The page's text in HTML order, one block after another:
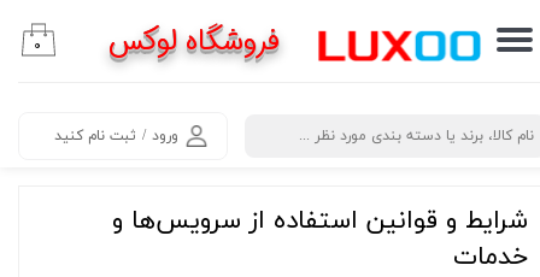
​جستجو ورود / ثبت نام کنید
حساب کاربری من
خروج از حساب کاربری
۰ فروشگاه لوکس
شرایط و قوانین استفاده از سرویس‌ها و
خدمات